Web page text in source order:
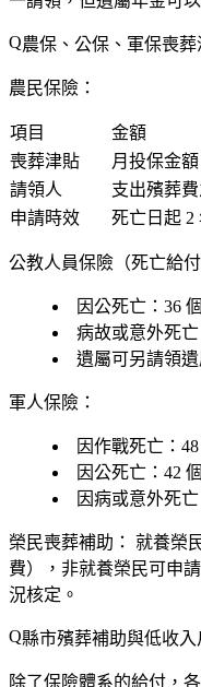
農保、公保、軍保喪葬
農民保險：
項目
金額
喪葬津貼
月投保金
請領人
支出殯葬
申請時效
死亡日起 2
公教人員保險（死亡給付
因公死亡：36
病故或意外死
遺屬可另請領
軍人保險：
因作戰死亡：
因公死亡：42
因病或意外死
榮民喪葬補助： 就養榮
費），非就養榮民可申
況核定。
縣市殯葬補助與低收入
除了保險體系的給付，